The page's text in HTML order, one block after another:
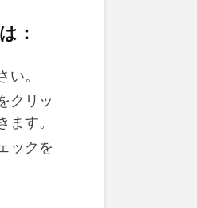
：
。
クリッ
す。
ックを